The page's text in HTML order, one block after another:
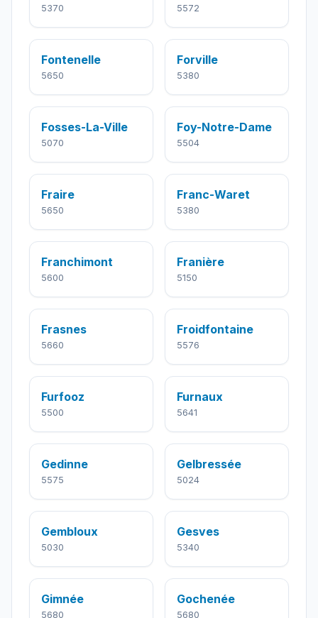
5370 5572
Fontenelle
5650
Forville
5380
Fosses-La-Ville
5070
Foy-Notre-Dame
5504
Fraire
5650
Franc-Waret
5380
Franchimont
5600
Franière
5150
Frasnes
5660
Froidfontaine
5576
Furfooz
5500
Furnaux
5641
Gedinne
5575
Gelbressée
5024
Gembloux
5030
Gesves
5340
Gimnée
5680
Gochenée
5680